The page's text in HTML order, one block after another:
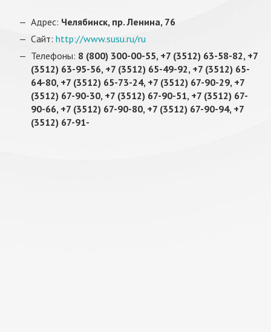
Адрес: Челябинск, пр. Ленина, 76
Сайт: http://www.susu.ru/ru
Телефоны: 8 (800) 300-00-55, +7 (3512) 63-58-82, +7
(3512) 63-95-56, +7 (3512) 65-49-92, +7 (3512) 65-
64-80, +7 (3512) 65-73-24, +7 (3512) 67-90-29, +7
(3512) 67-90-30, +7 (3512) 67-90-51, +7 (3512) 67-
90-66, +7 (3512) 67-90-80, +7 (3512) 67-90-94, +7
(3512) 67-91-